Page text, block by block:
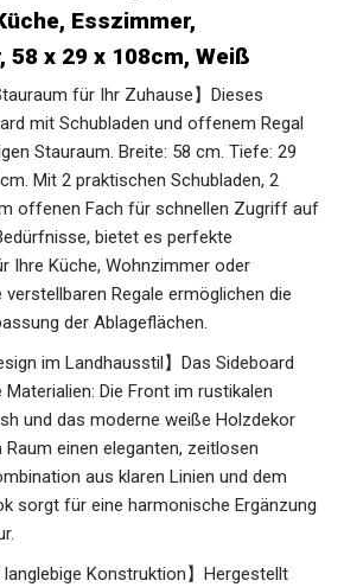
Esszimmer,
58 x 29 x 108cm, Weiß
für Ihr Zuhause】Dieses
mit Schubladen und offenem Regal
Stauraum. Breite: 58 cm. Tiefe: 29
Mit 2 praktischen Schubladen, 2
offenen Fach für schnellen Zugriff auf
bietet es perfekte
Ihre Küche, Wohnzimmer oder
verstellbaren Regale ermöglichen die
der Ablageflächen.
im Landhausstil】Das Sideboard
Die Front im rustikalen
und das moderne weiße Holzdekor
Raum einen eleganten, zeitlosen
aus klaren Linien und dem
sorgt für eine harmonische Ergänzung
langlebige Konstruktion】Hergestellt